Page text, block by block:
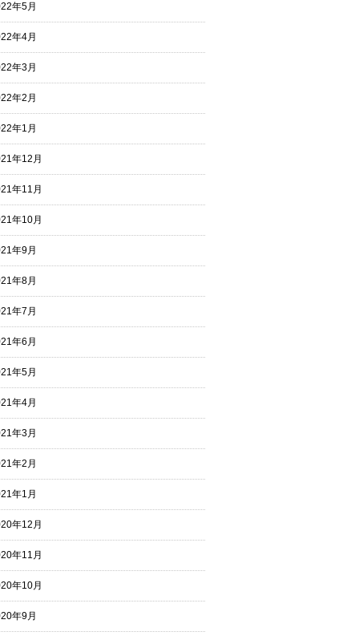
年5月
年4月
年3月
年2月
年1月
年12月
年11月
年10月
年9月
年8月
年7月
年6月
年5月
年4月
年3月
年2月
年1月
年12月
年11月
年10月
年9月